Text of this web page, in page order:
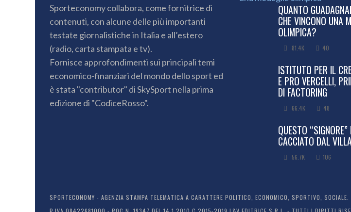
Sporteconomy collabora, come fornitrice di
contenuti, con alcune delle più importanti
testate giornalistiche in Italia e all’estero
(radio, carta stampata e tv).
Fornisce approfondimenti sui principali temi
economico-finanziari del mondo dello sport ed
è stata "contributor" di SkySport nella prima
edizione di "CodiceRosso".
QUANTO
CHE VINCONO UNA
OLIMPICA?
81.4K 40
ISTITUTO PER IL
E PRO VERCELLI,
DI FACTORING
66.4K 48
QUESTO
CACCIATO DAL
56.7K 106
SPORTECONOMY - AGENZIA STAMPA TELEMATICA A CARATTERE POLITICO, ECONOMICO, SPORTIVO,